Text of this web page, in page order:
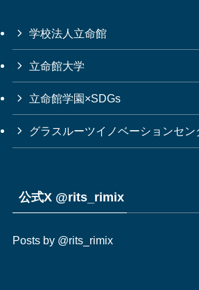
学校法人立命館
立命館大学
立命館学園×SDGs
グラスルーツイノベーションセン
公式X @rits_rimix
Posts by @rits_rimix